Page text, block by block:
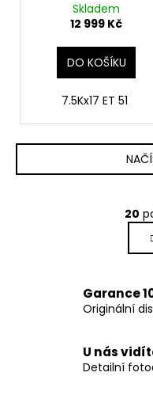
Skladem
12 999 Kč
DO KOŠÍKU
7.5Kx17 ET 51
20
Garance
Originální
U nás
Detailní